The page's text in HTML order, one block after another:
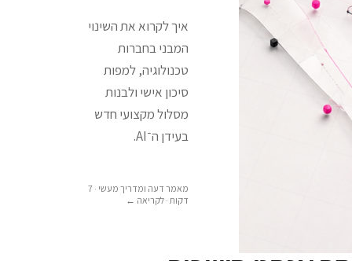
איך לקרוא את השינוי
המבני בחברות
טכנולוגיה, למפות
סיכון אישי ולבנות
מסלול מקצועי חדש
מאמר דעה ומדריך מעשי · 7